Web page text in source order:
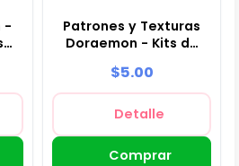
-
Patrones y Texturas
Doraemon - Kits de
$5.00
Detalle
Comprar